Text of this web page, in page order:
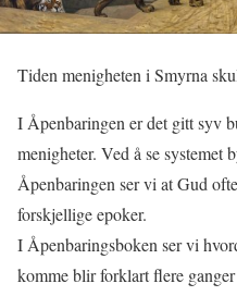
Tiden menigheten i Smyrna
I Åpenbaringen er det gitt syv
menigheter. Ved å se systemet
Åpenbaringen ser vi at Gud
forskjellige epoker.
I Åpenbaringsboken ser vi
komme blir forklart flere